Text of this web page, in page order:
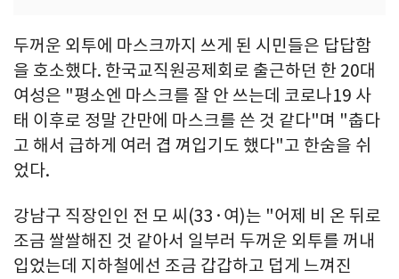
두꺼운 외투에 마스크까지 쓰게 된 시민들은 답답함
을 호소했다. 한국교직원공제회로 출근하던 한 20대
여성은 "평소엔 마스크를 잘 안 쓰는데 코로나19 사
태 이후로 정말 간만에 마스크를 쓴 것 같다"며 "춥다
고 해서 급하게 여러 겹 껴입기도 했다"고 한숨을 쉬
었다.
강남구 직장인인 전 모 씨(33·여)는 "어제 비 온 뒤로
조금 쌀쌀해진 것 같아서 일부러 두꺼운 외투를 꺼내
입었는데 지하철에선 조금 갑갑하고 덥게 느껴진